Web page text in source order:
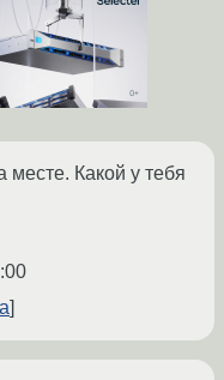
месте. Какой у тебя